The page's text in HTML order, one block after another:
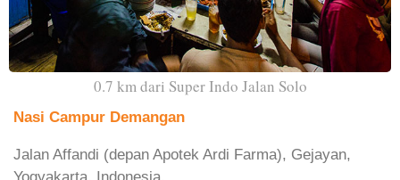
0.7 km dari Super Indo Jalan Solo
Nasi Campur Demangan
Jalan Affandi (depan Apotek Ardi Farma), Gejayan,